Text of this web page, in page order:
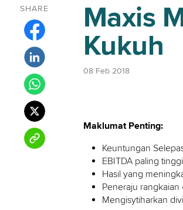
SHARE
Maxis
Kukuh
08 Feb 2018
Maklumat Penting:
Keuntungan
EBITDA paling
Hasil yang
Peneraju rangkaian
Mengisytiharkan